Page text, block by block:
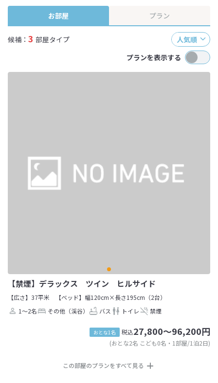
終確認画面でご確認ください。
お部屋 プラン
候補： 3 部屋タイプ
人気順
プランを表示する
【禁煙】デラックス ツイン ヒルサイド
【広さ】37平米
【ベッド】幅120cm×長さ195cm（2台）
1～2名
その他（渓谷） バス トイレ 禁煙
おとな1名 税込27,800～96,200円
(おとな2名 こども0名・1部屋/1泊2日)
この部屋のプランをすべて見る